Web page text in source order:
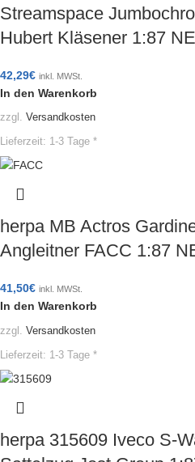
Streamspace
Hubert Kläsener 1:87
42,29€ inkl. MWSt.
In den Warenkorb
zzgl. Versandkosten
Lieferzeit: 1-3 Tage *
herpa MB Actros
Angleitner FACC 1:87
41,50€ inkl. MWSt.
In den Warenkorb
zzgl. Versandkosten
Lieferzeit: 1-3 Tage *
herpa 315609 Iveco S-